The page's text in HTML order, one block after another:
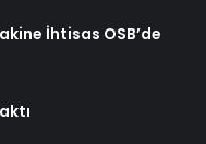
İhtisas OSB’de